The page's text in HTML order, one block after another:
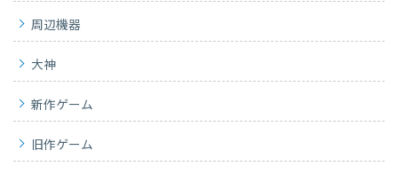
周辺機器
大神
新作ゲーム
旧作ゲーム